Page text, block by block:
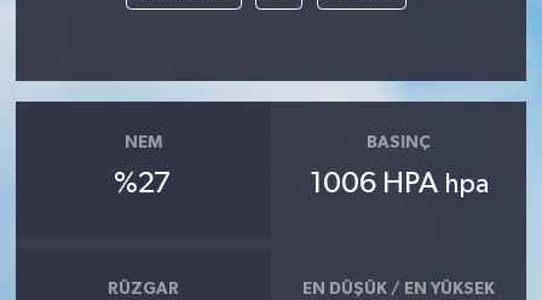
NEM
%27
BASINÇ
1006 HPA hpa
RÜZGAR EN DÜŞÜK / EN YÜKSEK